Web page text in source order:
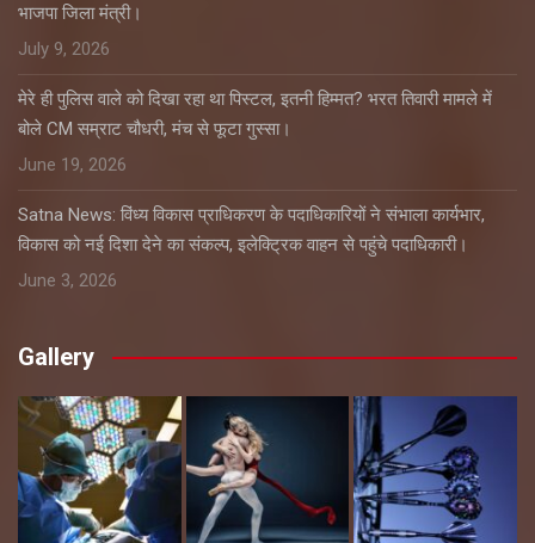
भाजपा जिला मंत्री।
July 9, 2026
मेरे ही पुलिस वाले को दिखा रहा था पिस्टल, इतनी हिम्मत? भरत तिवारी मामले में
बोले CM सम्राट चौधरी, मंच से फूटा गुस्सा।
June 19, 2026
Satna News: विंध्य विकास प्राधिकरण के पदाधिकारियों ने संभाला कार्यभार,
विकास को नई दिशा देने का संकल्प, इलेक्ट्रिक वाहन से पहुंचे पदाधिकारी।
June 3, 2026
Gallery